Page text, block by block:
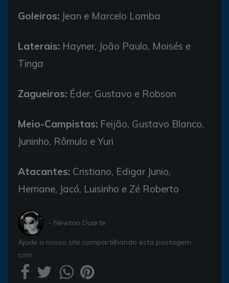
Goleiros: Jean e Marcelo Lomba
Laterais: Hayner, João Paulo, Moisés e
Tinga
Zagueiros: Éder, Gustavo e Robson
Meio-Campistas: Feijão, Gustavo Blanco,
Juninho, Rômulo e Yuri
Atacantes: Cristiano, Edigar Junio,
Hernane, Jacó, Luisinho e Zé Roberto
- Newton Duarte
Ajude o nosso site compartilhando esta postagem
com